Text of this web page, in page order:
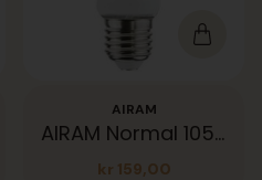
AIRAM
AIRAM Normal 1055lm opal 3K E27
kr 159,00